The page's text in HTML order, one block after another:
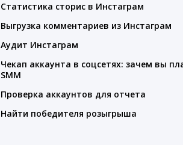
Статистика сторис в Инстаграм
Выгрузка комментариев из Инстаграм
Аудит Инстаграм
Чекап аккаунта в соцсетях: зачем вы
SMM
Проверка аккаунтов для отчета
Найти победителя розыгрыша